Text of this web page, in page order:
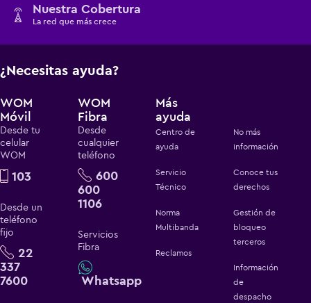
Nuestra Cobertura
La red que más crece
¿Necesitas ayuda?
WOM
Móvil
Desde tu
celular
WOM
103
Desde un
teléfono
fijo
22
337
7600
WOM
Fibra
Desde
cualquier
teléfono
600
600
1106
Servicios
Fibra
Whatsapp
Más
ayuda
Centro de
ayuda
Servicio
Técnico
Norma
Multibanda
Reclamos
No más
información
Conoce tus
derechos
Gestión de
bloqueo
terceros
Información
de
despacho